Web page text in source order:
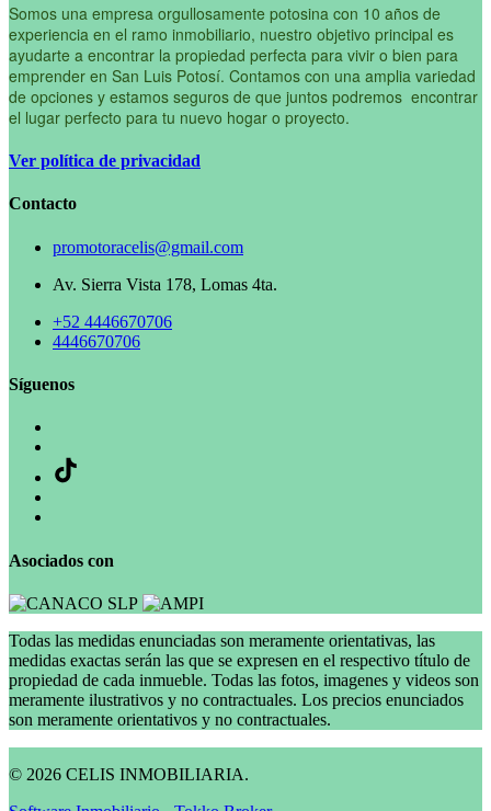
Somos una empresa orgullosamente potosina con 10 años de
experiencia en el ramo inmobiliario, nuestro objetivo principal es
ayudarte a encontrar la propiedad perfecta para vivir o bien para
emprender en San Luis Potosí. Contamos con una amplia variedad
de opciones y estamos seguros de que juntos podremos encontrar
el lugar perfecto para tu nuevo hogar o proyecto.
Ver política de privacidad
Contacto
promotoracelis@gmail.com
Av. Sierra Vista 178, Lomas 4ta.
+52 4446670706
4446670706
Síguenos
Asociados con
Todas las medidas enunciadas son meramente orientativas, las
medidas exactas serán las que se expresen en el respectivo título de
propiedad de cada inmueble. Todas las fotos, imagenes y videos son
meramente ilustrativos y no contractuales. Los precios enunciados
son meramente orientativos y no contractuales.
© 2026 CELIS INMOBILIARIA.